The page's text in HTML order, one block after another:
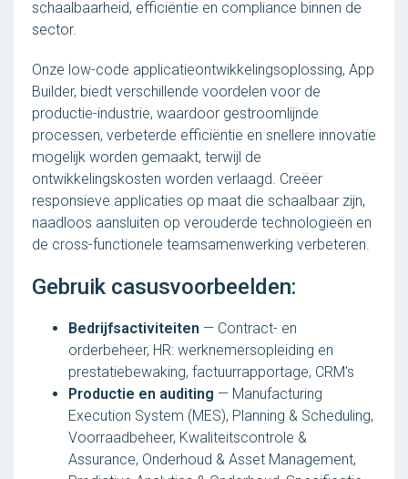
schaalbaarheid, efficiëntie en compliance binnen de
sector.
Onze low-code applicatieontwikkelingsoplossing, App
Builder, biedt verschillende voordelen voor de
productie-industrie, waardoor gestroomlijnde
processen, verbeterde efficiëntie en snellere innovatie
mogelijk worden gemaakt, terwijl de
ontwikkelingskosten worden verlaagd. Creëer
responsieve applicaties op maat die schaalbaar zijn,
naadloos aansluiten op verouderde technologieën en
de cross-functionele teamsamenwerking verbeteren.
Gebruik casusvoorbeelden:
Bedrijfsactiviteiten — Contract- en
orderbeheer, HR: werknemersopleiding en
prestatiebewaking, factuurrapportage, CRM's
Productie en auditing — Manufacturing
Execution System (MES), Planning & Scheduling,
Voorraadbeheer, Kwaliteitscontrole &
Assurance, Onderhoud & Asset Management,